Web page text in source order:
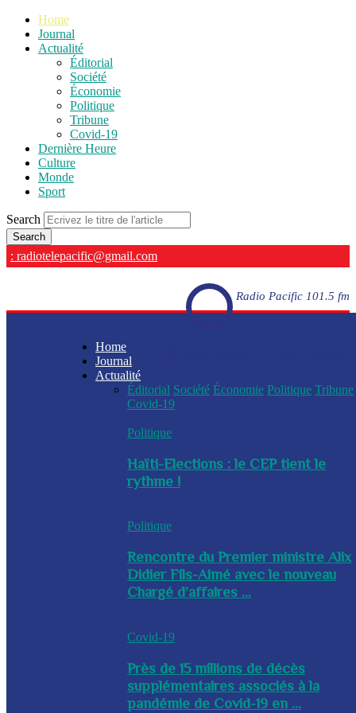
Home
Journal
Actualité
Éditorial
Société
Économie
Politique
Tribune
Covid-19
Dernière Heure
Culture
Monde
Sport
Search
: radiotelepacific@gmail.com
Radio Pacific 101.5 fm
Home
Journal
Actualité
Éditorial Société Économie Politique Tribune
Covid-19
Politique
Haïti-Elections : le CEP tient le
rythme !
Politique
Rencontre du Premier ministre Alix
Didier Fils-Aimé avec le nouveau
Chargé d’affaires ...
Covid-19
Près de 15 millions de décès
supplémentaires associés à la
pandémie de Covid-19 en ...